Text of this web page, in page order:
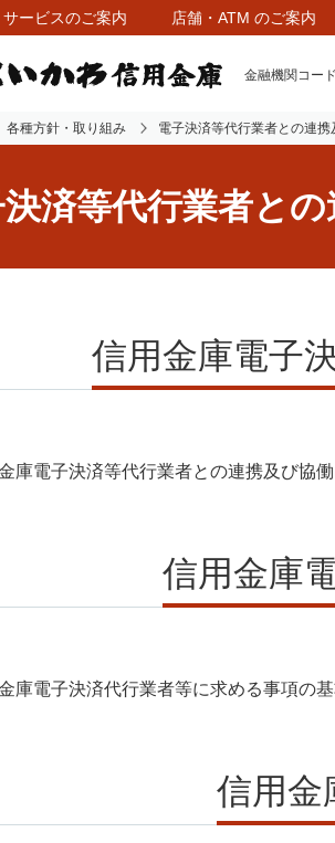
ービスのご案内 店舗・ATM のご案内
金融機関コー
各種方針・取り組み 電子決済等代行業者との連携
決済等代行業者と
信用金庫電子
庫電子決済等代行業者との連携及び協
信用金庫
庫電子決済代行業者等に求める事項の
信用金